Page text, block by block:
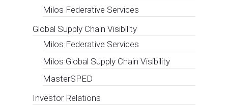
Milos Federative Services
Global Supply Chain Visibility
Milos Federative Services
Milos Global Supply Chain Visibility
MasterSPED
Investor Relations